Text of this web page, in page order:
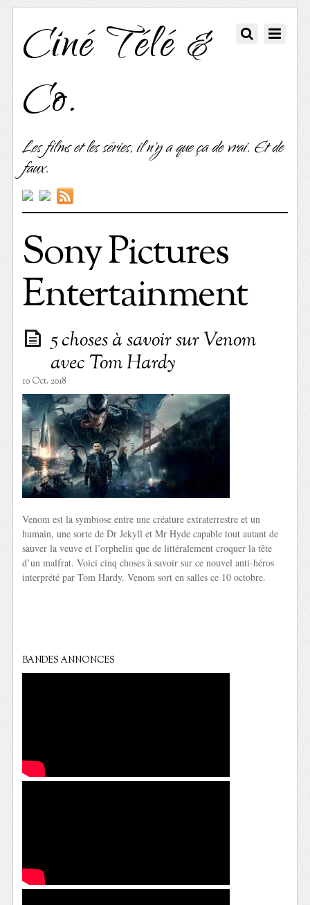
Ciné Télé &
Co.
Les films et les séries, il n'y a que ça de vrai. Et de
faux.
Sony Pictures
Entertainment
5 choses à savoir sur Venom
avec Tom Hardy
10 Oct. 2018
Venom est la symbiose entre une créature extraterrestre et un
humain, une sorte de Dr Jekyll et Mr Hyde capable tout autant de
sauver la veuve et l’orphelin que de littéralement croquer la tête
d’un malfrat. Voici cinq choses à savoir sur ce nouvel anti-héros
interprété par Tom Hardy. Venom sort en salles ce 10 octobre.
BANDES ANNONCES